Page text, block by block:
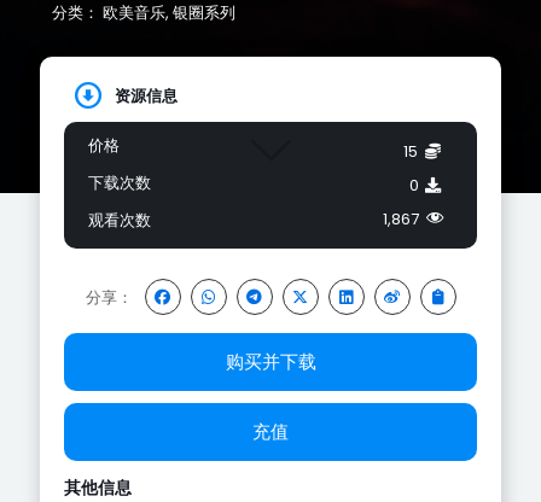
分类： 欧美音乐, 银圈系列
资源信息
价格
下载次数
观看次数
15
0
1,867
分享：
购买并下载
充值
其他信息